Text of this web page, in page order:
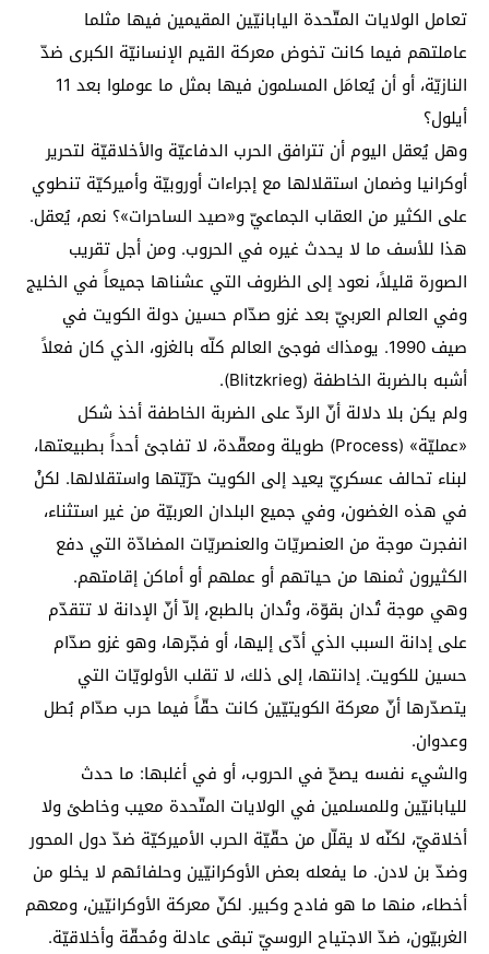
تعامل الولايات المتّحدة اليابانيّين المقيمين فيها مثلما
عاملتهم فيما كانت تخوض معركة القيم الإنسانيّة الكبرى ضدّ
النازيّة، أو أن يُعامَل المسلمون فيها بمثل ما عوملوا بعد 11
أيلول؟
وهل يُعقل اليوم أن تترافق الحرب الدفاعيّة والأخلاقيّة لتحرير
أوكرانيا وضمان استقلالها مع إجراءات أوروبيّة وأميركيّة تنطوي
على الكثير من العقاب الجماعيّ و«صيد الساحرات»؟ نعم، يُعقل.
هذا للأسف ما لا يحدث غيره في الحروب. ومن أجل تقريب
الصورة قليلاً، نعود إلى الظروف التي عشناها جميعاً في الخليج
وفي العالم العربيّ بعد غزو صدّام حسين دولة الكويت في
صيف 1990. يومذاك فوجئ العالم كلّه بالغزو، الذي كان فعلاً
أشبه بالضربة الخاطفة (Blitzkrieg).
ولم يكن بلا دلالة أنّ الردّ على الضربة الخاطفة أخذ شكل
«عمليّة» (Process) طويلة ومعقّدة، لا تفاجئ أحداً بطبيعتها،
لبناء تحالف عسكريّ يعيد إلى الكويت حرّيّتها واستقلالها. لكنْ
في هذه الغضون، وفي جميع البلدان العربيّة من غير استثناء،
انفجرت موجة من العنصريّات والعنصريّات المضادّة التي دفع
الكثيرون ثمنها من حياتهم أو عملهم أو أماكن إقامتهم.
وهي موجة تُدان بقوّة، وتُدان بالطبع، إلاّ أنّ الإدانة لا تتقدّم
على إدانة السبب الذي أدّى إليها، أو فجّرها، وهو غزو صدّام
حسين للكويت. إدانتها، إلى ذلك، لا تقلب الأولويّات التي
يتصدّرها أنّ معركة الكويتيّين كانت حقّاً فيما حرب صدّام بُطل
وعدوان.
والشيء نفسه يصحّ في الحروب، أو في أغلبها: ما حدث
لليابانيّين وللمسلمين في الولايات المتّحدة معيب وخاطئ ولا
أخلاقيّ، لكنّه لا يقلّل من حقّيّة الحرب الأميركيّة ضدّ دول المحور
وضدّ بن لادن. ما يفعله بعض الأوكرانيّين وحلفائهم لا يخلو من
أخطاء، منها ما هو فادح وكبير. لكنّ معركة الأوكرانيّين، ومعهم
الغربيّون، ضدّ الاجتياح الروسيّ تبقى عادلة ومُحقّة وأخلاقيّة.